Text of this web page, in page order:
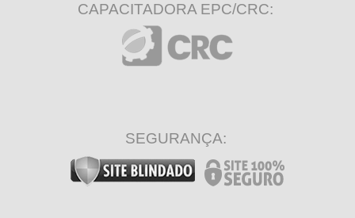
CAPACITADORA EPC/CRC:
SEGURANÇA: